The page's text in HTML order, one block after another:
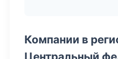
Компании в
Центральный